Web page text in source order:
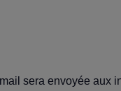
sera envoyée aux